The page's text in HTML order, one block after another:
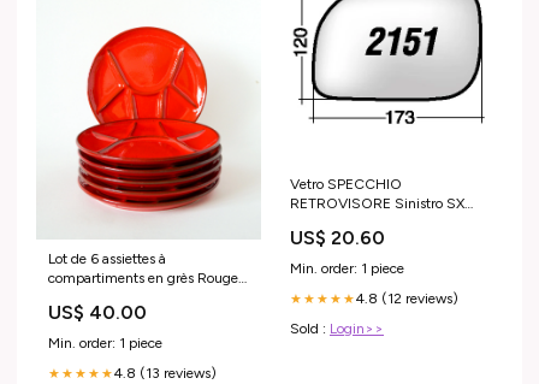
Lot de 6 assiettes à
compartiments en grès Rouge
MUSHROOMXTB1124
US$ 40.00
Min. order: 1 piece
★★★★★4.8 (13 reviews)
Vetro SPECCHIO
RETROVISORE Sinistro SX
2007 motul
US$ 20.60
Min. order: 1 piece
★★★★★4.8 (12 reviews)
Sold : Login>>